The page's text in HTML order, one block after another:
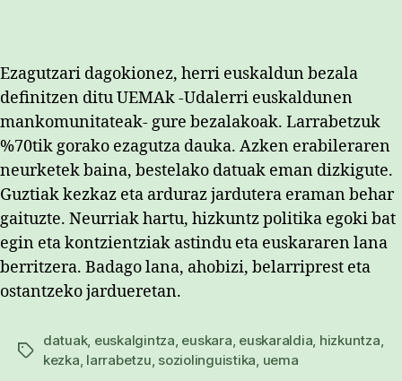
Ezagutzari dagokionez, herri euskaldun bezala
definitzen ditu UEMAk -Udalerri euskaldunen
mankomunitateak- gure bezalakoak. Larrabetzuk
%70tik gorako ezagutza dauka. Azken erabileraren
neurketek baina, bestelako datuak eman dizkigute.
Guztiak kezkaz eta arduraz jardutera eraman behar
gaituzte. Neurriak hartu, hizkuntz politika egoki bat
egin eta kontzientziak astindu eta euskararen lana
berritzera. Badago lana, ahobizi, belarriprest eta
ostantzeko jardueretan.
Etiketak
datuak, euskalgintza, euskara, euskaraldia, hizkuntza,
kezka, larrabetzu, soziolinguistika, uema